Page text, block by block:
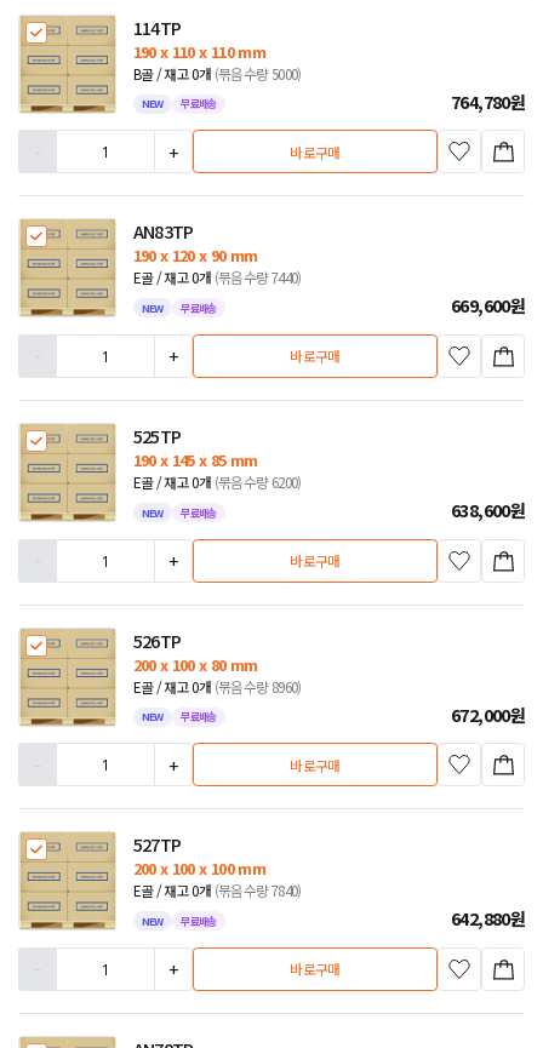
114TP
190 x 110 x 110 mm
B골 / 재고 0개 (묶음수량 5000)
NEW 무료배송 764,780원
-
+ 바로구매
AN83TP
190 x 120 x 90 mm
E골 / 재고 0개 (묶음수량 7440)
NEW 무료배송 669,600원
-
+ 바로구매
525TP
190 x 145 x 85 mm
E골 / 재고 0개 (묶음수량 6200)
NEW 무료배송 638,600원
-
+ 바로구매
526TP
200 x 100 x 80 mm
E골 / 재고 0개 (묶음수량 8960)
NEW 무료배송 672,000원
-
+ 바로구매
527TP
200 x 100 x 100 mm
E골 / 재고 0개 (묶음수량 7840)
NEW 무료배송 642,880원
-
+ 바로구매